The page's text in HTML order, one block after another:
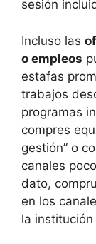
sesión
Incluso las
o empleos
estafas
trabajos
programas
compres
gestión” o
canales
dato,
en los
la